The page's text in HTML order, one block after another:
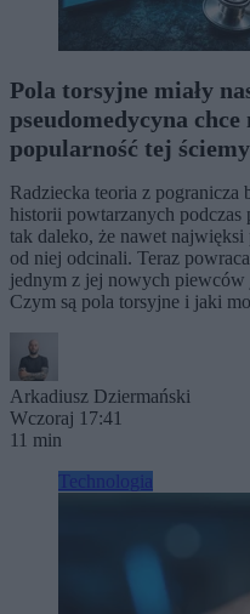
Pola torsyjne miały
pseudomedycyna
popularność tej
Radziecka teoria z pogranicza
historii powtarzanych
tak daleko, że nawet
od niej odcinali. Teraz
jednym z jej nowych piewców
Czym są pola torsyjne i jaki
Arkadiusz Dziermański
Wczoraj 17:41
11 min
Technologia